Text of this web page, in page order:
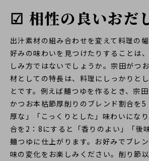
☑ 相性の良いおだ
出汁素材の組み合わせを変えて料理の
好みの味わいを見つけたりすることは
しみ方ではないでしょうか。宗田がつ
材としての特長は、料理にしっかりと
とです。例えば麺つゆを作るとき、宗
かつお本枯節厚削りのブレンド割合を5
厚な」「こっくりとした」味わいにな
合を2：8にすると「香りのよい」「後
麺つゆに仕上がります。お好みでブレン
味の変化をお楽しみください。削り節